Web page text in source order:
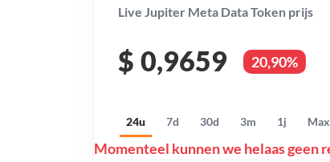
Live Jupiter Meta Data Token prijs
$ 0,9659 20,90%
24u 7d 30d 3m 1j Max
Momenteel kunnen we helaas geen